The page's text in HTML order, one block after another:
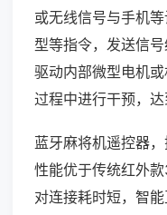
或无线信号与手机
型等指令，发送信
驱动内部微型电机
过程中进行干预，达
蓝牙麻将机遥控器
性能优于传统红外
对连接耗时短，智